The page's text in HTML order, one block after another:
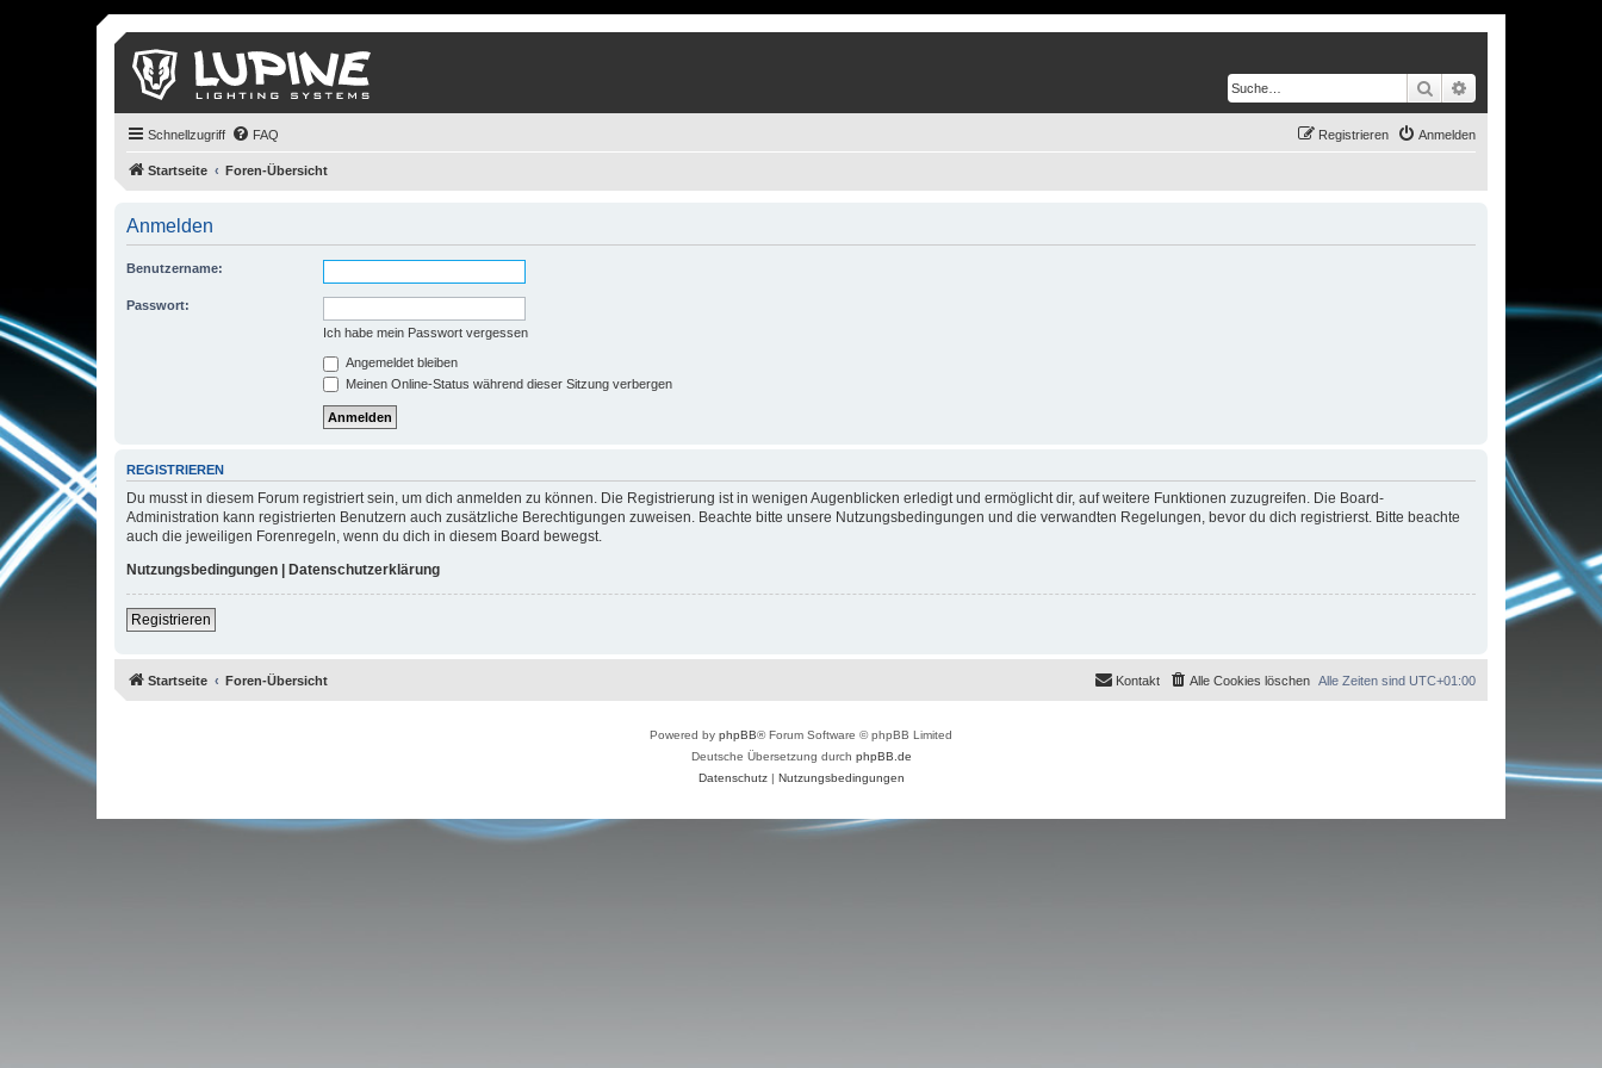
Suche
Schnellzugriff FAQ Anmelden
Registrieren
Startseite Foren-Übersicht
Anmelden
Benutzername:
Passwort:
Ich habe mein Passwort vergessen
Angemeldet bleiben
Meinen Online-Status während dieser Sitzung verbergen
REGISTRIEREN
Du musst in diesem Forum registriert sein, um dich anmelden zu können. Die Registrierung ist in wenigen Augenblicken erledigt und ermöglicht dir, auf weitere Funktionen zuzugreifen. Die Board-
Administration kann registrierten Benutzern auch zusätzliche Berechtigungen zuweisen. Beachte bitte unsere Nutzungsbedingungen und die verwandten Regelungen, bevor du dich registrierst. Bitte beachte
auch die jeweiligen Forenregeln, wenn du dich in diesem Board bewegst.
Nutzungsbedingungen | Datenschutzerklärung
Registrieren
Startseite Foren-Übersicht Alle Zeiten sind UTC+01:00
Alle Cookies löschen
Kontakt
Powered by phpBB® Forum Software © phpBB Limited
Deutsche Übersetzung durch phpBB.de
Datenschutz| Nutzungsbedingungen